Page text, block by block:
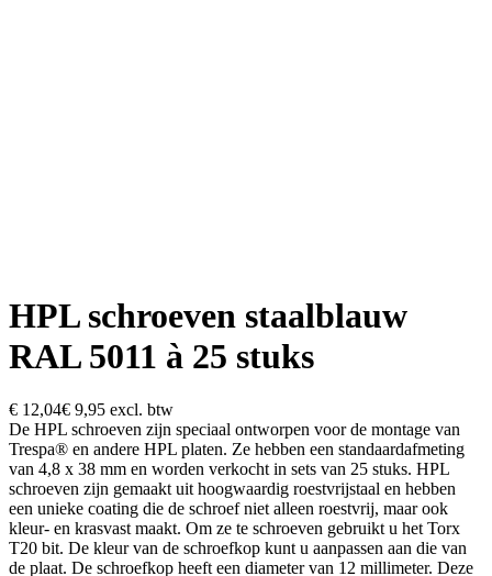
HPL schroeven staalblauw
RAL 5011 à 25 stuks
€ 12,04€ 9,95 excl. btw
De HPL schroeven zijn speciaal ontworpen voor de montage van
Trespa® en andere HPL platen. Ze hebben een standaardafmeting
van 4,8 x 38 mm en worden verkocht in sets van 25 stuks. HPL
schroeven zijn gemaakt uit hoogwaardig roestvrijstaal en hebben
een unieke coating die de schroef niet alleen roestvrij, maar ook
kleur- en krasvast maakt. Om ze te schroeven gebruikt u het Torx
T20 bit. De kleur van de schroefkop kunt u aanpassen aan die van
de plaat. De schroefkop heeft een diameter van 12 millimeter. Deze